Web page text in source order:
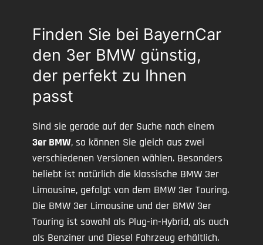
Finden Sie bei BayernCar
den 3er BMW günstig,
der perfekt zu Ihnen
passt
Sind sie gerade auf der Suche nach einem
3er BMW, so können Sie gleich aus zwei
verschiedenen Versionen wählen. Besonders
beliebt ist natürlich die klassische BMW 3er
Limousine, gefolgt von dem BMW 3er Touring.
Die BMW 3er Limousine und der BMW 3er
Touring ist sowohl als Plug-in-Hybrid, als auch
als Benziner und Diesel Fahrzeug erhältlich.